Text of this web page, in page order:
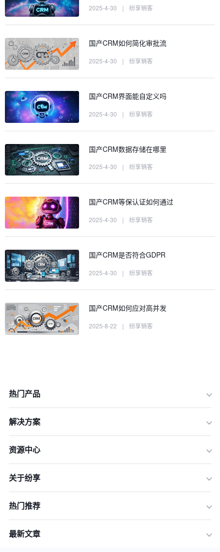
四、上线推广与用户培训：让系统真正
五、持续优化与价值挖掘：从“落地”到
2025-4-30 | 纷享销客
国产CRM如何简化审批流
2025-4-30 | 纷享销客
国产CRM界面能自定义吗
2025-4-30 | 纷享销客
国产CRM数据存储在哪里
2025-4-30 | 纷享销客
国产CRM等保认证如何通过
2025-4-30 | 纷享销客
国产CRM是否符合GDPR
2025-4-30 | 纷享销客
国产CRM如何应对高并发
2025-8-22 | 纷享销客
热门产品
解决方案
资源中心
关于纷享
热门推荐
最新文章